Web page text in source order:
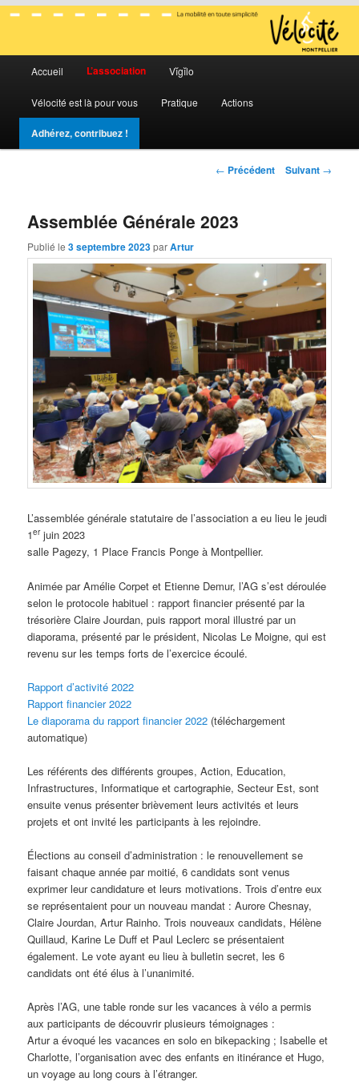
Vélocité Grand Montpellier
La mobilité en toute simplicité
Aller
au
contenu
Aller
au
contenu
Accueil L’association Vĭgĭlo
Vélocité est là pour vous Pratique Actions
Adhérez, contribuez !
Navigation
← Précédent Suivant →
Assemblée Générale 2023
Publié le3 septembre 2023parArtur
L’assemblée générale statutaire de l’association a eu lieu le jeudi
1erjuin 2023
salle Pagezy, 1 Place Francis Ponge à Montpellier.
Animée par Amélie Corpet et Etienne Demur, l’AG s’est déroulée
selon le protocole habituel : rapport financier présenté par la
trésorière Claire Jourdan, puis rapport moral illustré par un
diaporama, présenté par le président, Nicolas Le Moigne, qui est
revenu sur les temps forts de l’exercice écoulé.
Rapport d’activité 2022
Rapport financier 2022
Le diaporama du rapport financier 2022 (téléchargement
automatique)
Les référents des différents groupes, Action, Education,
Infrastructures, Informatique et cartographie, Secteur Est, sont
ensuite venus présenter brièvement leurs activités et leurs
projets et ont invité les participants à les rejoindre.
Élections au conseil d’administration : le renouvellement se
faisant chaque année par moitié, 6 candidats sont venus
exprimer leur candidature et leurs motivations. Trois d’entre eux
se représentaient pour un nouveau mandat : Aurore Chesnay,
Claire Jourdan, Artur Rainho. Trois nouveaux candidats, Hélène
Quillaud, Karine Le Duff et Paul Leclerc se présentaient
également. Le vote ayant eu lieu à bulletin secret, les 6
candidats ont été élus à l’unanimité.
Après l’AG, une table ronde sur les vacances à vélo a permis
aux participants de découvrir plusieurs témoignages :
Artur a évoqué les vacances en solo en bikepacking ; Isabelle et
Charlotte, l’organisation avec des enfants en itinérance et Hugo,
un voyage au long cours à l’étranger.